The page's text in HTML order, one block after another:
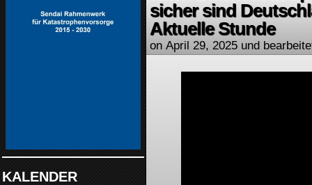
KALENDER
sicher sind
Aktuelle Stunde
on April 29, 2025 und